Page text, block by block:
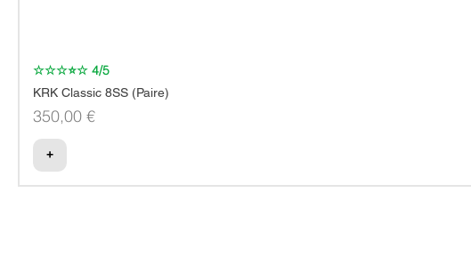
☆☆☆⭐☆ 4/5
KRK Classic 8SS (Paire)
Prix
350,00 €
+